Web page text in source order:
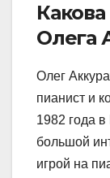
Олега
Олег
пианист и
1982 года
большой
игрой на